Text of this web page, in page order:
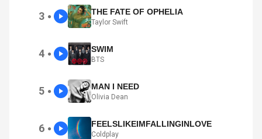
3 ● THE FATE OF OPHELIA
Taylor Swift
4 ● SWIM
BTS
5 ● MAN I NEED
Olivia Dean
6 ● FEELSLIKEIMFALLINGINLOVE
Coldplay